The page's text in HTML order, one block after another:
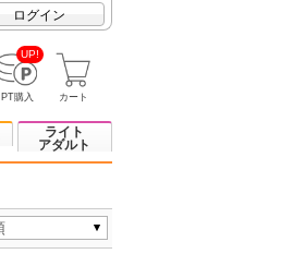
ログイン
UP!
PT購入 カート
ライト
アダルト